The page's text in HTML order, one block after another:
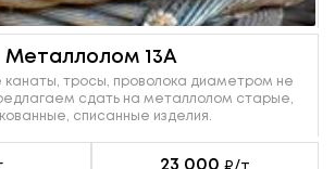
Металлолом 13А
канаты, тросы, проволока диаметром не
сдать на металлолом старые,
списанные изделия.
23 000